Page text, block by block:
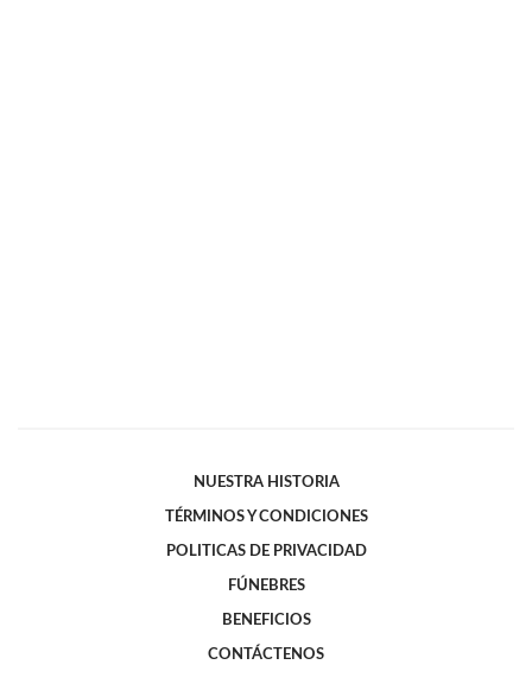
NUESTRA HISTORIA
TÉRMINOS Y CONDICIONES
POLITICAS DE PRIVACIDAD
FÚNEBRES
BENEFICIOS
CONTÁCTENOS